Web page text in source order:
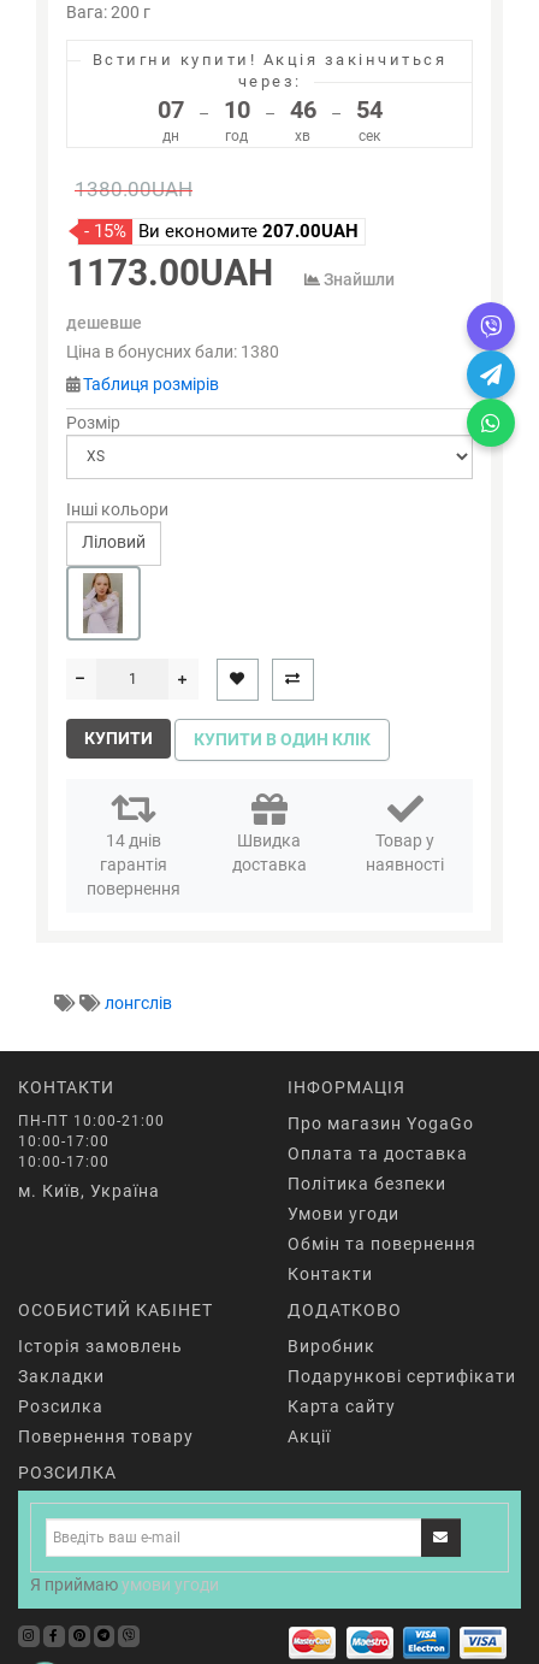
Вага: 200 г
Встигни купити! Акція закінчиться
через:
07
дн
– 10
год
– 46
хв
– 54
сек
1380.00UAH
- 15% Ви економите 207.00UAH
1173.00UAH Знайшли
дешевше
Ціна в бонусних бали: 1380
Таблиця розмірів
Розмір
Інші кольори
Ліловий
КУПИТИ КУПИТИ В ОДИН КЛІК
14 днів
гарантія
повернення
Швидка
доставка
Товар у
наявності
лонгслів
КОНТАКТИ
ПН-ПТ 10:00-21:00
10:00-17:00
10:00-17:00
м. Київ, Україна
ІНФОРМАЦІЯ
Про магазин YogaGo
Оплата та доставка
Політика безпеки
Умови угоди
Обмін та повернення
Контакти
ОСОБИСТИЙ КАБІНЕТ
Історія замовлень
Закладки
Розсилка
Повернення товару
ДОДАТКОВО
Виробник
Подарункові сертифікати
Карта сайту
Акції
РОЗСИЛКА
Я приймаюумови угоди